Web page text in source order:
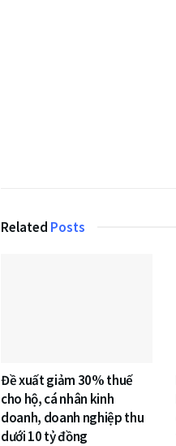
Related Posts
Đề xuất giảm 30% thuế
cho hộ, cá nhân kinh
doanh, doanh nghiệp thu
dưới 10 tỷ đồng